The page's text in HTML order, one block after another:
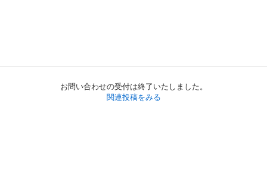
お問い合わせの受付は終了いたしました。
関連投稿をみる